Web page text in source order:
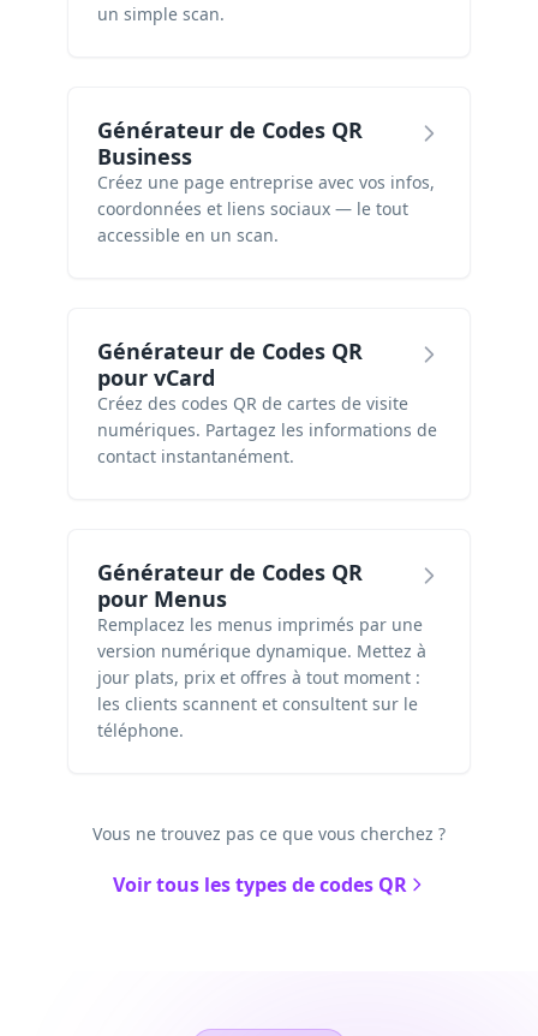
un simple scan.
Générateur de Codes QR
Business
Créez une page entreprise avec vos infos,
coordonnées et liens sociaux — le tout
accessible en un scan.
Générateur de Codes QR
pour vCard
Créez des codes QR de cartes de visite
numériques. Partagez les informations de
contact instantanément.
Générateur de Codes QR
pour Menus
Remplacez les menus imprimés par une
version numérique dynamique. Mettez à
jour plats, prix et offres à tout moment :
les clients scannent et consultent sur le
téléphone.
Vous ne trouvez pas ce que vous cherchez ?
Voir tous les types de codes QR